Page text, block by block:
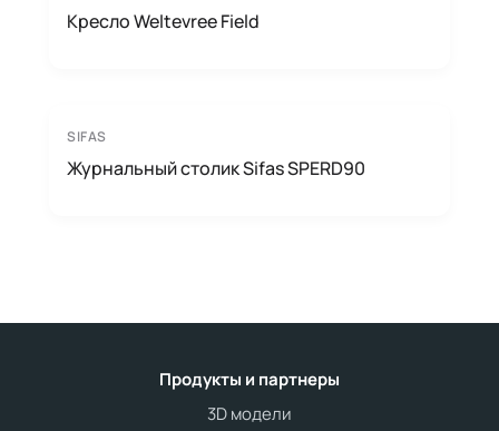
Кресло Weltevree Field
SIFAS
Журнальный столик Sifas SPERD90
Продукты и партнеры
3D модели